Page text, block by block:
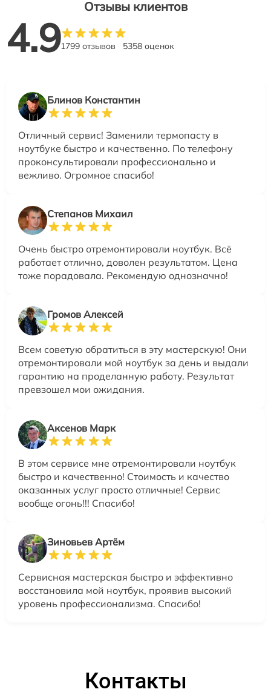
Отзывы клиентов
4.91799 отзывов 5358 оценок
Блинов Константин
Отличный сервис! Заменили термопасту в
ноутбуке быстро и качественно. По телефону
проконсультировали профессионально и
вежливо. Огромное спасибо!
Степанов Михаил
Очень быстро отремонтировали ноутбук. Всё
работает отлично, доволен результатом. Цена
тоже порадовала. Рекомендую однозначно!
Громов Алексей
Всем советую обратиться в эту мастерскую! Они
отремонтировали мой ноутбук за день и выдали
гарантию на проделанную работу. Результат
превзошел мои ожидания.
Аксенов Марк
В этом сервисе мне отремонтировали ноутбук
быстро и качественно! Стоимость и качество
оказанных услуг просто отличные! Сервис
вообще огонь!!! Спасибо!
Зиновьев Артём
Сервисная мастерская быстро и эффективно
восстановила мой ноутбук, проявив высокий
уровень профессионализма. Спасибо!
Контакты